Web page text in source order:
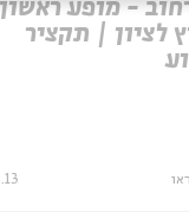
- מופע
לציון | תקציר